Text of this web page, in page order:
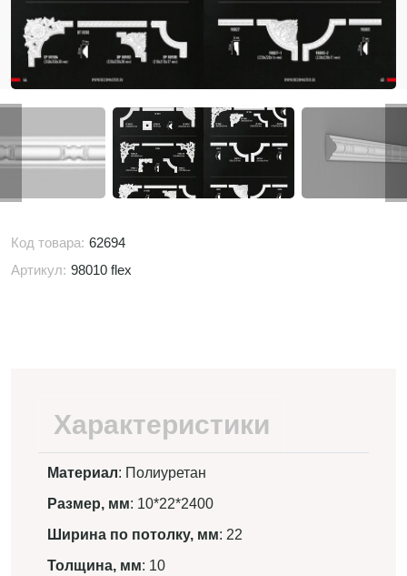
Код товара: 62694
Артикул: 98010 flex
Характеристики
Материал: Полиуретан
Размер, мм: 10*22*2400
Ширина по потолку, мм: 22
Толщина, мм: 10